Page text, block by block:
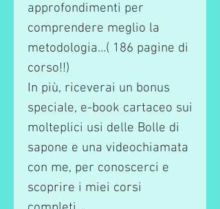
approfondimenti per
comprendere meglio la
metodologia…( 186 pagine di
corso!!)
In più, riceverai un bonus
speciale, e-book cartaceo sui
molteplici usi delle Bolle di
sapone e una videochiamata
con me, per conoscerci e
scoprire i miei corsi